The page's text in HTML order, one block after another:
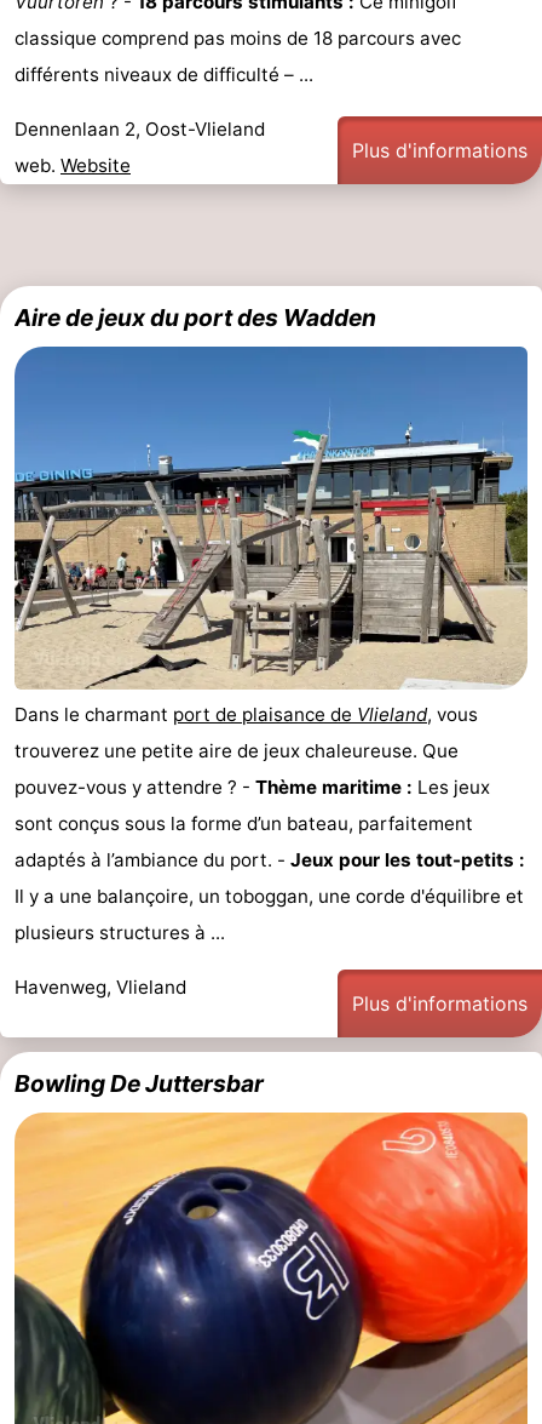
classique comprend pas moins de 18 parcours avec
différents niveaux de difficulté – ...
Dennenlaan 2, Oost-Vlieland
web. Website
Plus d'informations
Aire de jeux du port des Wadden
Dans le charmant port de plaisance de Vlieland, vous
trouverez une petite aire de jeux chaleureuse. Que
pouvez-vous y attendre ? - Thème maritime : Les jeux
sont conçus sous la forme d’un bateau, parfaitement
adaptés à l’ambiance du port. - Jeux pour les tout-petits :
Il y a une balançoire, un toboggan, une corde d'équilibre et
plusieurs structures à ...
Havenweg, Vlieland
Plus d'informations
Bowling De Juttersbar